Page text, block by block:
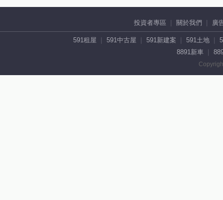
投資者專區 關於我們 廣
591租屋 591中古屋 591新建案 591土地
8891新車